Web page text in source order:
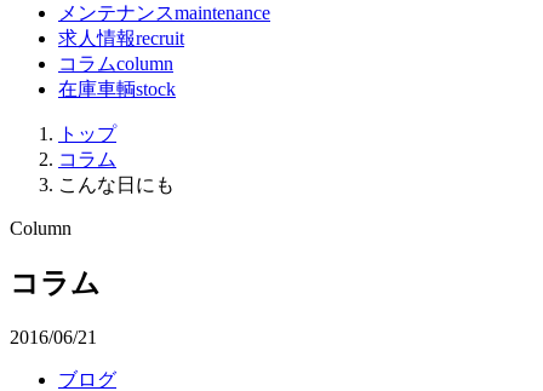
メンテナンスmaintenance
求人情報recruit
コラムcolumn
在庫車輌stock
トップ
コラム
こんな日にも
コラム
2016/06/21
ブログ